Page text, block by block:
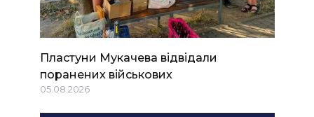
Пластуни Мукачева відвідали
поранених військових
05.08.2026